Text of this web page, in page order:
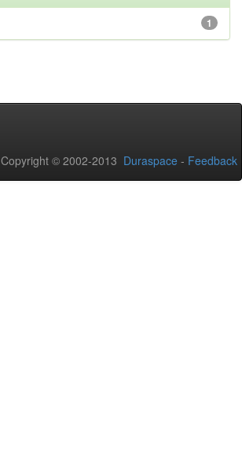
1
Copyright © 2002-2013 Duraspace - Feedback